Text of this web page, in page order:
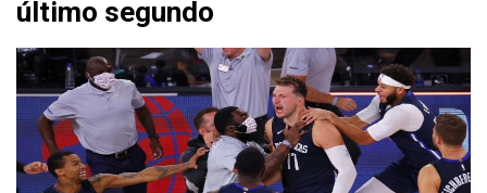
último segundo